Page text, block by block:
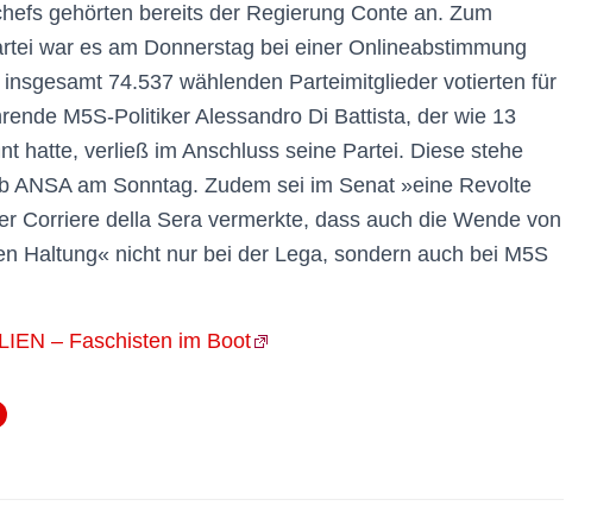
gehörten bereits der Regierung Conte an. Zum
war es am Donnerstag bei einer Onlineabstimmung
74.537 wählenden Parteimitglieder votierten für
M5S-Politiker Alessandro Di Battista, der wie 13
hatte, verließ im Anschluss seine Partei. Diese stehe
ANSA am Sonntag. Zudem sei im Senat »eine Revolte
Corriere della Sera vermerkte, dass auch die Wende von
Haltung« nicht nur bei der Lega, sondern auch bei M5S
– Faschisten im Boot